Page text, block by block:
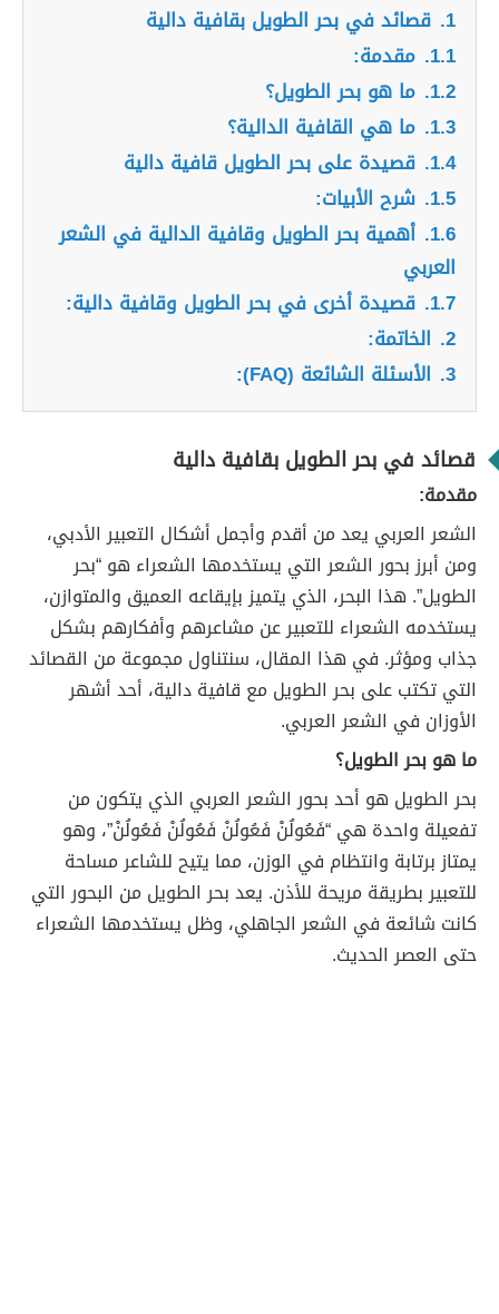
1. قصائد في بحر الطويل بقافية دالية
1.1. مقدمة:
1.2. ما هو بحر الطويل؟
1.3. ما هي القافية الدالية؟
1.4. قصيدة على بحر الطويل قافية دالية
1.5. شرح الأبيات:
1.6. أهمية بحر الطويل وقافية الدالية في الشعر
العربي
1.7. قصيدة أخرى في بحر الطويل وقافية دالية:
2. الخاتمة:
3. الأسئلة الشائعة (FAQ):
قصائد في بحر الطويل بقافية دالية
مقدمة:
الشعر العربي يعد من أقدم وأجمل أشكال التعبير الأدبي،
ومن أبرز بحور الشعر التي يستخدمها الشعراء هو “بحر
الطويل”. هذا البحر، الذي يتميز بإيقاعه العميق والمتوازن،
يستخدمه الشعراء للتعبير عن مشاعرهم وأفكارهم بشكل
جذاب ومؤثر. في هذا المقال، سنتناول مجموعة من القصائد
التي تكتب على بحر الطويل مع قافية دالية، أحد أشهر
الأوزان في الشعر العربي.
ما هو بحر الطويل؟
بحر الطويل هو أحد بحور الشعر العربي الذي يتكون من
تفعيلة واحدة هي “فَعُولُنْ فَعُولُنْ فَعُولُنْ فَعُولُنْ”، وهو
يمتاز برتابة وانتظام في الوزن، مما يتيح للشاعر مساحة
للتعبير بطريقة مريحة للأذن. يعد بحر الطويل من البحور التي
كانت شائعة في الشعر الجاهلي، وظل يستخدمها الشعراء
حتى العصر الحديث.